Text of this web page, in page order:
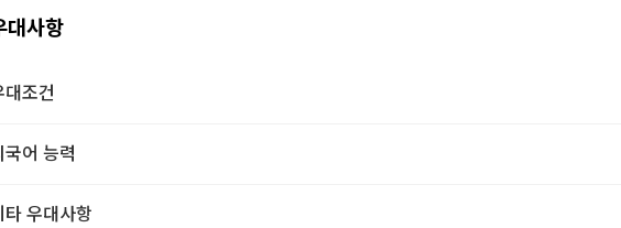
대사항
대조건
국어 능력
타 우대사항